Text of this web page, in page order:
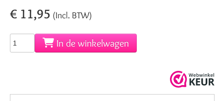
€ 11,95 (Incl. BTW)
In de winkelwagen